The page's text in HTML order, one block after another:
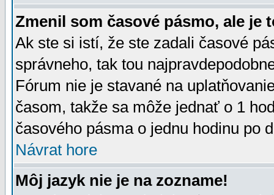
Zmenil som časové pásmo, ale je
Ak ste si istí, že ste zadali časové
správneho, tak tou
Fórum nie je stavané na
časom, takže sa môže jednať o 1
časového pásma o jednu hodinu po
Návrat hore
Môj jazyk nie je na zozname!